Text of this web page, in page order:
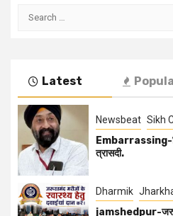
Latest
Newsbeat Sikh
Embarrassing-
त्रासदी.
Dharmik
jamshedpur-